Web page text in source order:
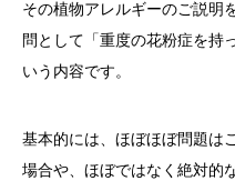
その植物アレルギーのご説明
問として「重度の花粉症を持
いう内容です。
基本的には、ほぼほぼ問題は
場合や、ほぼではなく絶対的